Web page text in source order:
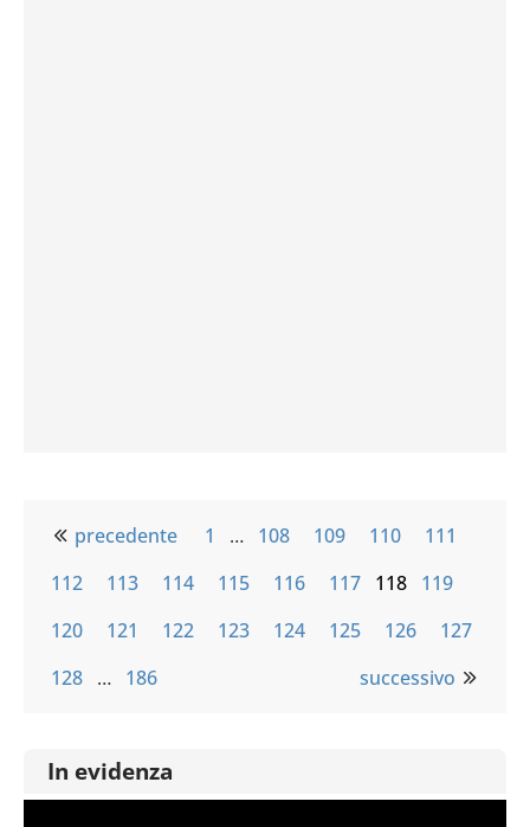
precedente 1 … 108 109 110
111
112
113 114 115 116 117 118 119
120
121 122 123 124 125 126
127
128 … 186 successivo
In evidenza